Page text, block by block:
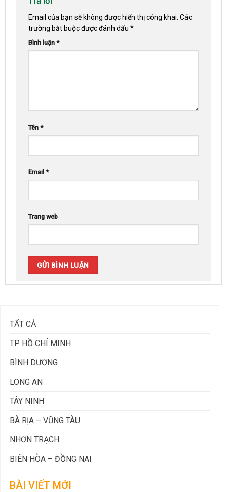
Email của bạn sẽ không được hiển thị công khai. Các
trường bắt buộc được đánh dấu *
Bình luận *
Tên *
Email *
Trang web
TẤT CẢ
TP. HỒ CHÍ MINH
BÌNH DƯƠNG
LONG AN
TÂY NINH
BÀ RỊA – VŨNG TÀU
NHƠN TRẠCH
BIÊN HÒA – ĐỒNG NAI
BÀI VIẾT MỚI